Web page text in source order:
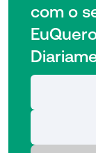
com o